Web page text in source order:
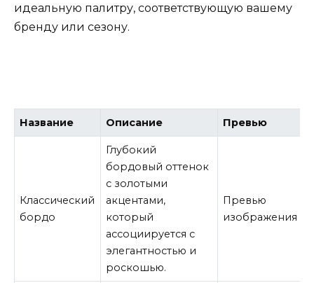
идеальную палитру, соответствующую вашему
бренду или сезону.
Название Описание Превью
Классический
бордо
Глубокий
бордовый оттенок
с золотыми
акцентами,
который
ассоциируется с
элегантностью и
роскошью.
Превью
изображения